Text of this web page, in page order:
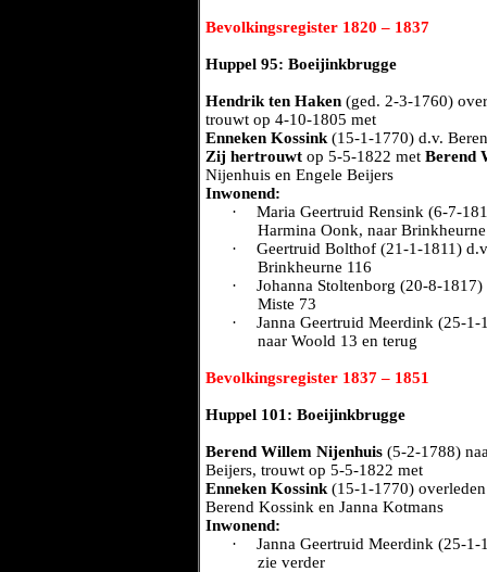
Bevolkingsregister 1820 – 1837
Huppel 95: Boeijinkbrugge
Hendrik ten Haken (ged. 2-3-1760)
trouwt op 4-10-1805 met
Enneken Kossink (15-1-1770) d.v.
Zij hertrouwt op 5-5-1822 met Berend
Nijenhuis en Engele Beijers
Inwonend:
·
Maria Geertruid Rensink (6-7-
Harmina Oonk, naar
·
Geertruid Bolthof (21-1-1811)
Brinkheurne 116
·
Johanna Stoltenborg (20-8-
Miste 73
·
Janna Geertruid Meerdink (25-
naar Woold 13 en terug
Bevolkingsregister 1837 – 1851
Huppel 101: Boeijinkbrugge
Berend Willem Nijenhuis (5-2-1788)
Beijers, trouwt op 5-5-1822 met
Enneken Kossink (15-1-1770)
Berend Kossink en Janna Kotmans
Inwonend:
·
Janna Geertruid Meerdink (25-
zie verder